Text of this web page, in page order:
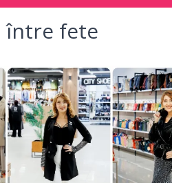
între fete